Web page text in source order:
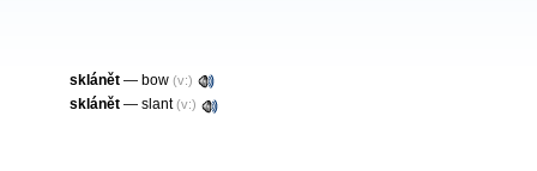
sklánět — bow (v:)
sklánět — slant(v:)